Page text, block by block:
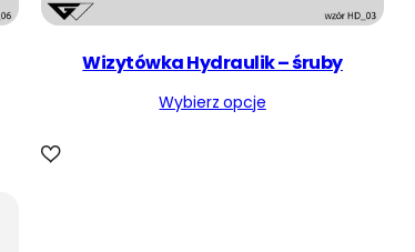
Wizytówka Hydraulik – śruby
Wybierz opcje